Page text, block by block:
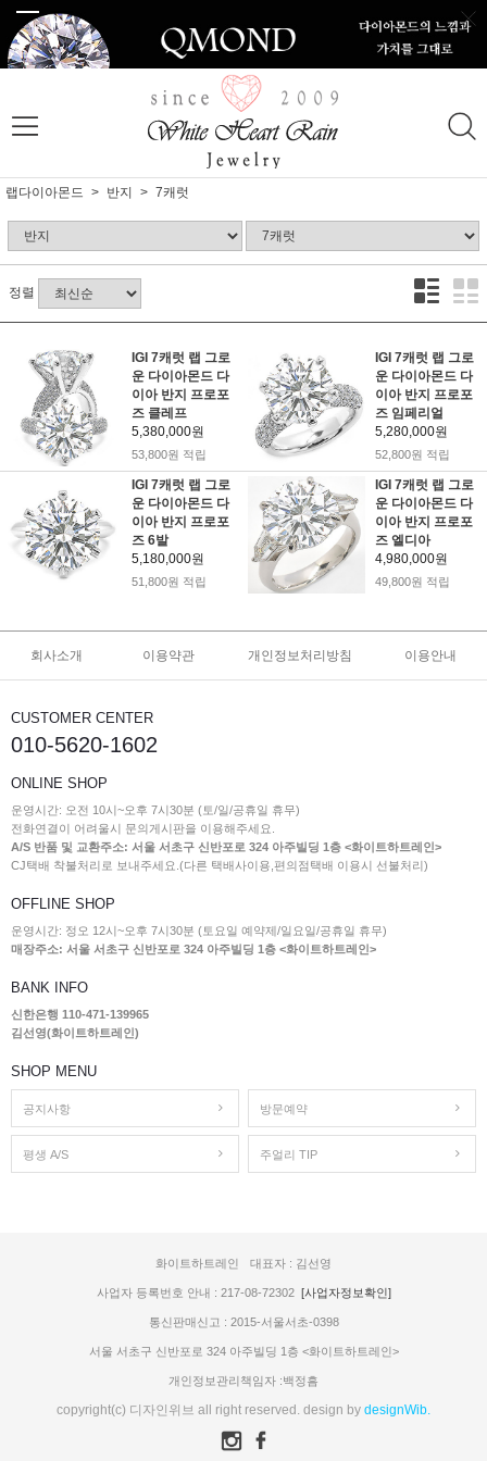
랩다이아몬드 반지 7캐럿
정렬
IGI 7캐럿 랩 그로
운 다이아몬드 다
이아 반지 프로포
즈 클레프
5,380,000원
53,800원 적립
IGI 7캐럿 랩 그로
운 다이아몬드 다
이아 반지 프로포
즈 임페리얼
5,280,000원
52,800원 적립
IGI 7캐럿 랩 그로
운 다이아몬드 다
이아 반지 프로포
즈 6발
5,180,000원
51,800원 적립
IGI 7캐럿 랩 그로
운 다이아몬드 다
이아 반지 프로포
즈 엘디아
4,980,000원
49,800원 적립
회사소개 이용약관 개인정보처리방침 이용안내
CUSTOMER CENTER
010-5620-1602
ONLINE SHOP
운영시간: 오전 10시~오후 7시30분 (토/일/공휴일 휴무)
전화연결이 어려울시 문의게시판을 이용해주세요.
A/S 반품 및 교환주소: 서울 서초구 신반포로 324 아주빌딩 1층 <화이트하트레인>
CJ택배 착불처리로 보내주세요.(다른 택배사이용,편의점택배 이용시 선불처리)
OFFLINE SHOP
운영시간: 정오 12시~오후 7시30분 (토요일 예약제/일요일/공휴일 휴무)
매장주소: 서울 서초구 신반포로 324 아주빌딩 1층 <화이트하트레인>
BANK INFO
신한은행 110-471-139965
김선영(화이트하트레인)
SHOP MENU
공지사항 방문예약
평생 A/S 주얼리 TIP
화이트하트레인 대표자 : 김선영
사업자 등록번호 안내 : 217-08-72302 [사업자정보확인]
통신판매신고 : 2015-서울서초-0398
서울 서초구 신반포로 324 아주빌딩 1층 <화이트하트레인>
개인정보관리책임자 :백정흠
copyright(c) 디자인위브 all right reserved. design by designWib.